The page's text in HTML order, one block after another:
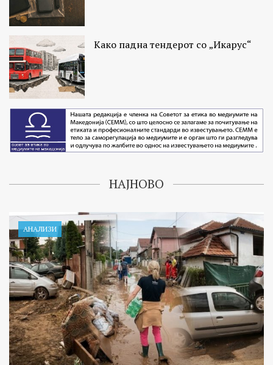
Како падна тендерот со „Икарус“
НАЈНОВО
АНАЛИЗИ